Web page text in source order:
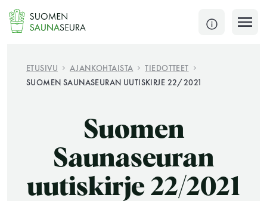
Siirry
sisältöön
SULJE
KATSO TARKEMMAT AUKIOLOAJAT
JÄSENSIVUT
ETUSIVU AJANKOHTAISTA
TIEDOTTEET
SUOMEN SAUNASEURAN UUTISKIRJE 22/2021
Suomen
Saunaseuran
uutiskirje 22/2021